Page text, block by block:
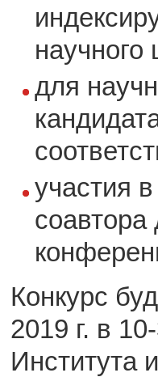
для
участия
Конкурс
2019 г. в
Института